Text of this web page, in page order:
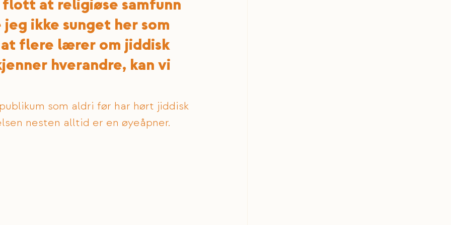
at religiøse samfunn
ikke sunget her som
flere lærer om jiddisk
hverandre, kan vi
som aldri før har hørt jiddisk
nesten alltid er en øyeåpner.